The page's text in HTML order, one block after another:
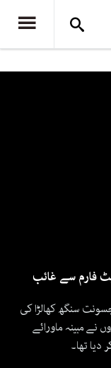
11
seconds
فارم سے غائب
سنگھ کھالڑا کی
نے مبینہ ماورائے
دیا تھا۔